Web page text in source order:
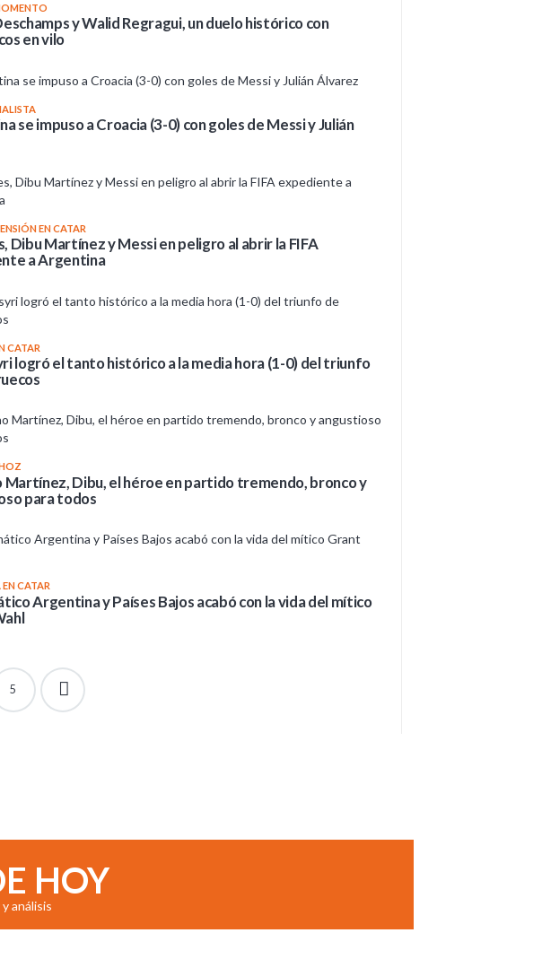
y Walid Regragui, un duelo histórico con
en vilo
se impuso a Croacia (3-0) con goles de Messi y Julián
EN CATAR
Dibu Martínez y Messi en peligro al abrir la FIFA
a Argentina
CATAR
logró el tanto histórico a la media hora (1-0) del triunfo
Martínez, Dibu, el héroe en partido tremendo, bronco y
para todos
CATAR
Argentina y Países Bajos acabó con la vida del mítico
5
HOY
análisis